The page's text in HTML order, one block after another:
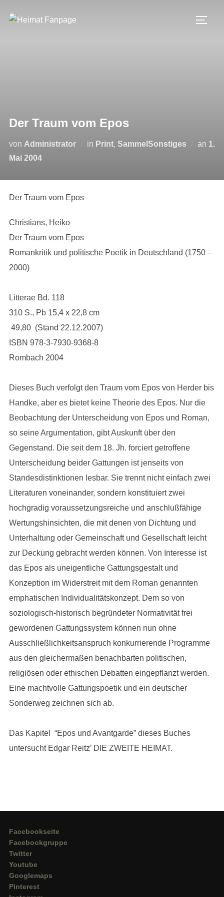
Inhalt
Der Traum vom Epos
von Administrator in Print, SammelSonstiges an 1.
Mai 2004
Der Traum vom Epos
Christians, Heiko
Der Traum vom Epos
Romankritik und politische Poetik in Deutschland (1750 –
2000)
Litterae Bd. 118
310 S., Pb 15,4 x 22,8 cm
 49,80 (Stand 22.12.2007)
ISBN 978-3-7930-9368-8
Rombach 2004
Dieses Buch verfolgt den Traum vom Epos von Herder bis
Handke, aber es bietet keine Theorie des Epos. Nur die
Beobachtung der Unterscheidung von Epos und Roman,
so seine Argumentation, gibt Auskunft über den
Gegenstand. Die seit dem 18. Jh. forciert getroffene
Unterscheidung beider Gattungen ist jenseits von
Standesdistinktionen lesbar. Sie trennt nicht einfach zwei
Literaturen voneinander, sondern konstituiert zwei
hochgradig voraussetzungsreiche und anschlußfähige
Wertungshinsichten, die mit denen von Dichtung und
Unterhaltung oder Gemeinschaft und Gesellschaft leicht
zur Deckung gebracht werden können. Von Interesse ist
das Epos als uneigentliche Gattungsgestalt und
Konzeption im Widerstreit mit dem Roman genannten
emphatischen Individualitätskonzept. Dem so von
soziologisch-historisch begründeter Normativität frei
gewordenen Gattungssystem können nun ohne
Ausschließlichkeitsanspruch konkurrierende Programme
aus den gleichermaßen benachbarten politischen,
religiösen oder ethischen Debatten eingepflanzt werden.
Eine machtvolle Gattungspoetik und ein deutscher
Sonderweg zeichnen sich ab.
Das Kapitel “Epos und Avantgarde” dieses Buches
untersucht Edgar Reitz’ DIE ZWEITE HEIMAT.
Facebookseite
Facebookgruppe
Twitter
Youtube
Googlemaps
Pinterest